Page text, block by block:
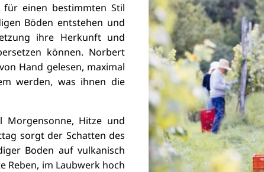
für einen bestimmten Stil
Böden entstehen und
ihre Herkunft und
können. Norbert
Hand gelesen, maximal
werden, was ihnen die
Morgensonne, Hitze und
sorgt der Schatten des
Boden auf vulkanisch
Reben, im Laubwerk hoch